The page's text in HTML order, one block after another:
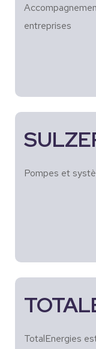
entreprises
Pompes et
TotalEnergies